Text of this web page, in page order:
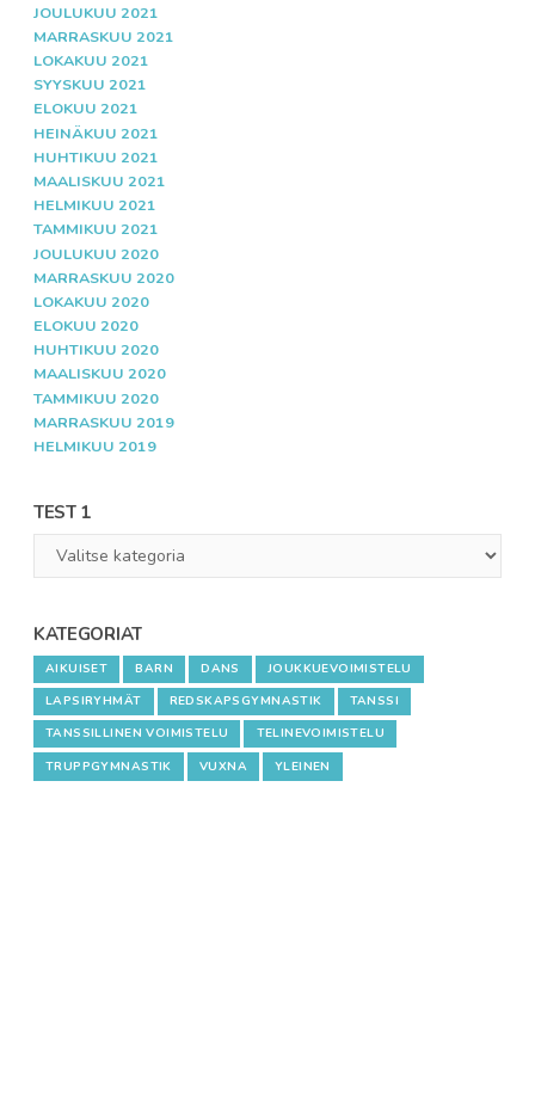
JOULUKUU 2021
MARRASKUU 2021
LOKAKUU 2021
SYYSKUU 2021
ELOKUU 2021
HEINÄKUU 2021
HUHTIKUU 2021
MAALISKUU 2021
HELMIKUU 2021
TAMMIKUU 2021
JOULUKUU 2020
MARRASKUU 2020
LOKAKUU 2020
ELOKUU 2020
HUHTIKUU 2020
MAALISKUU 2020
TAMMIKUU 2020
MARRASKUU 2019
HELMIKUU 2019
TEST 1
KATEGORIAT
AIKUISET BARN DANS
JOUKKUEVOIMISTELU
LAPSIRYHMÄT
REDSKAPSGYMNASTIK
TANSSI
TANSSILLINEN VOIMISTELU
TELINEVOIMISTELU
TRUPPGYMNASTIK
VUXNA YLEINEN